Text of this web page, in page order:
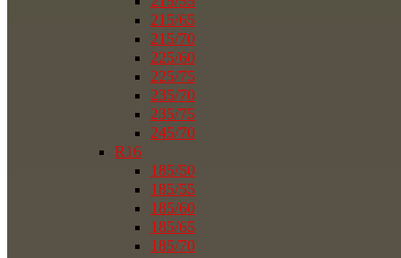
215/65
215/70
225/60
225/75
235/70
235/75
245/70
R16
185/50
185/55
185/60
185/65
185/70